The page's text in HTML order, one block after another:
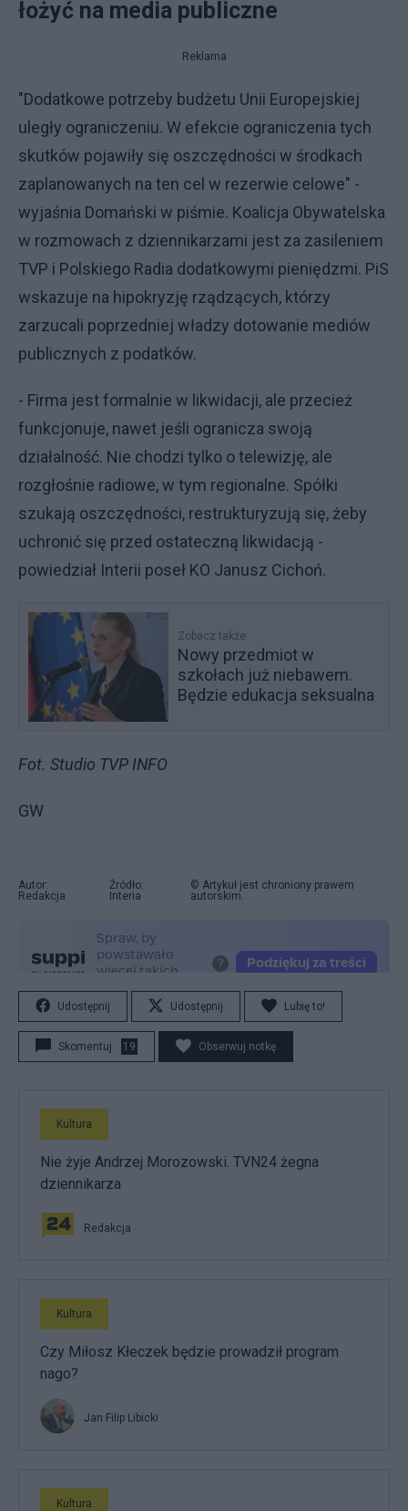
łożyć na media publiczne
Reklama
"Dodatkowe potrzeby budżetu Unii Europejskiej
uległy ograniczeniu. W efekcie ograniczenia tych
skutków pojawiły się oszczędności w środkach
zaplanowanych na ten cel w rezerwie celowe" -
wyjaśnia Domański w piśmie. Koalicja Obywatelska
w rozmowach z dziennikarzami jest za zasileniem
TVP i Polskiego Radia dodatkowymi pieniędzmi. PiS
wskazuje na hipokryzję rządzących, którzy
zarzucali poprzedniej władzy dotowanie mediów
publicznych z podatków.
- Firma jest formalnie w likwidacji, ale przecież
funkcjonuje, nawet jeśli ogranicza swoją
działalność. Nie chodzi tylko o telewizję, ale
rozgłośnie radiowe, w tym regionalne. Spółki
szukają oszczędności, restrukturyzują się, żeby
uchronić się przed ostateczną likwidacją -
powiedział Interii poseł KO Janusz Cichoń.
Zobacz także
Nowy przedmiot w
szkołach już niebawem.
Będzie edukacja seksualna
Fot. Studio TVP INFO
GW
Autor:
Redakcja
Źródło:
Interia
© Artykuł jest chroniony prawem
autorskim.
Udostępnij Udostępnij Lubię to!
Skomentuj 19 Obserwuj notkę
Kultura
Nie żyje Andrzej Morozowski. TVN24 żegna
dziennikarza
Redakcja
Kultura
Czy Miłosz Kłeczek będzie prowadził program
nago?
Jan Filip Libicki
Kultura